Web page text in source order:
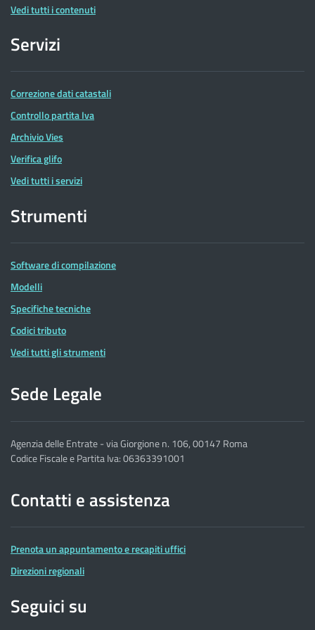
Vedi tutti i contenuti
Servizi
Correzione dati catastali
Controllo partita Iva
Archivio Vies
Verifica glifo
Vedi tutti i servizi
Strumenti
Software di compilazione
Modelli
Specifiche tecniche
Codici tributo
Vedi tutti gli strumenti
Sede Legale
Agenzia delle Entrate - via Giorgione n. 106, 00147 Roma
Codice Fiscale e Partita Iva: 06363391001
Contatti e assistenza
Prenota un appuntamento e recapiti uffici
Direzioni regionali
Seguici su